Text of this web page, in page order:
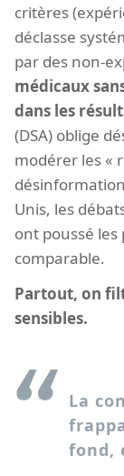
critères
déclasse
par des non-
médicaux
dans les
(DSA) oblige
modérer les «
Unis, les
ont poussé
comparable.
Partout, on
sensibles.
La
fond,